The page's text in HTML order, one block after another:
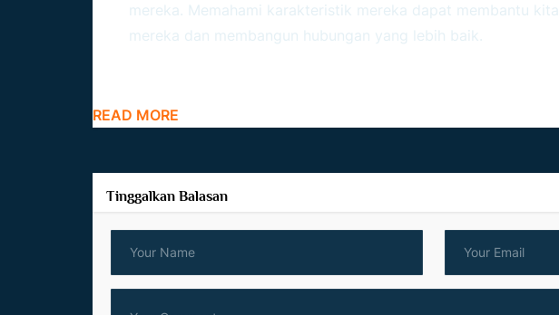
mereka. Memahami karakteristik mereka dapat membantu
mereka dan membangun hubungan yang lebih baik.
READ MORE
Tinggalkan Balasan